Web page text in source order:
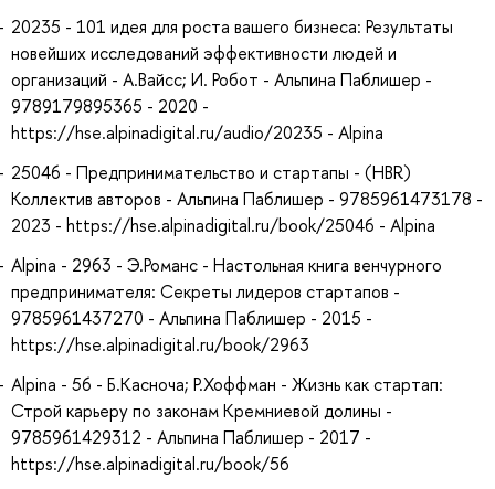
20235 - 101 идея для роста вашего бизнеса: Результаты
новейших исследований эффективности людей и
организаций - А.Вайсc; И. Робот - Альпина Паблишер -
9789179895365 - 2020 -
https://hse.alpinadigital.ru/audio/20235 - Alpina
25046 - Предпринимательство и стартапы - (HBR)
Коллектив авторов - Альпина Паблишер - 9785961473178 -
2023 - https://hse.alpinadigital.ru/book/25046 - Alpina
Alpina - 2963 - Э.Романс - Настольная книга венчурного
предпринимателя: Секреты лидеров стартапов -
9785961437270 - Альпина Паблишер - 2015 -
https://hse.alpinadigital.ru/book/2963
Alpina - 56 - Б.Касноча; Р.Хоффман - Жизнь как стартап:
Строй карьеру по законам Кремниевой долины -
9785961429312 - Альпина Паблишер - 2017 -
https://hse.alpinadigital.ru/book/56